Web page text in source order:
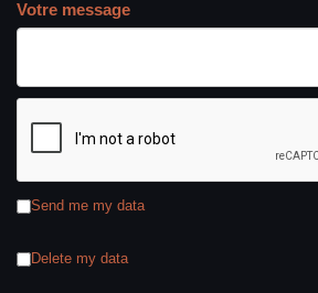
Votre message
Send me my data
Delete my data